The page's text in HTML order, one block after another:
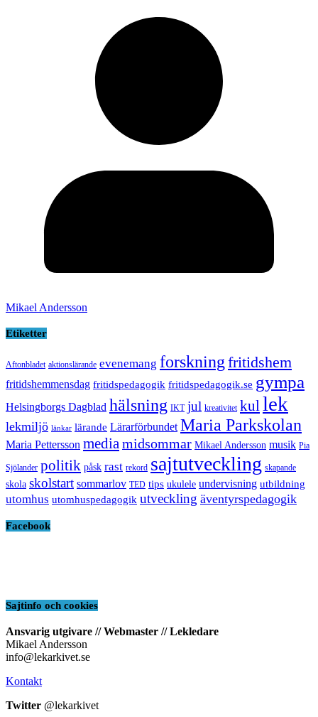
Mikael Andersson
Etiketter
Aftonbladet aktionslärande evenemang forskning fritidshem
fritidshemmensdag fritidspedagogik fritidspedagogik.se gympa
Helsingborgs Dagblad hälsning IKT jul kreativitet kul lek
lekmiljö länkar lärande Lärarförbundet Maria Parkskolan
Maria Pettersson media midsommar Mikael Andersson musik Pia
Sjölander politik påsk rast rekord sajtutveckling skapande
skola skolstart sommarlov TED tips ukulele undervisning utbildning
utomhus utomhuspedagogik utveckling äventyrspedagogik
Facebook
Sajtinfo och cookies
Ansvarig utgivare // Webmaster // Lekledare
Mikael Andersson
info@lekarkivet.se
Kontakt
Twitter @lekarkivet